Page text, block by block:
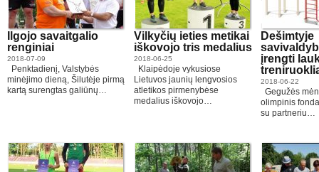
Ilgojo savaitgalio
renginiai
2018-07-09
Penktadienį, Valstybės
minėjimo dieną, Šilutėje pirmą
kartą surengtas galiūnų…
Vilkyčių ieties metikai
iškovojo tris medalius
2018-06-25
Klaipėdoje vykusiose
Lietuvos jaunių lengvosios
atletikos pirmenybėse
medalius iškovojo…
Dešimtyje
įrengti
2018-06-22
Gegužės
olimpinis
su partneriu…